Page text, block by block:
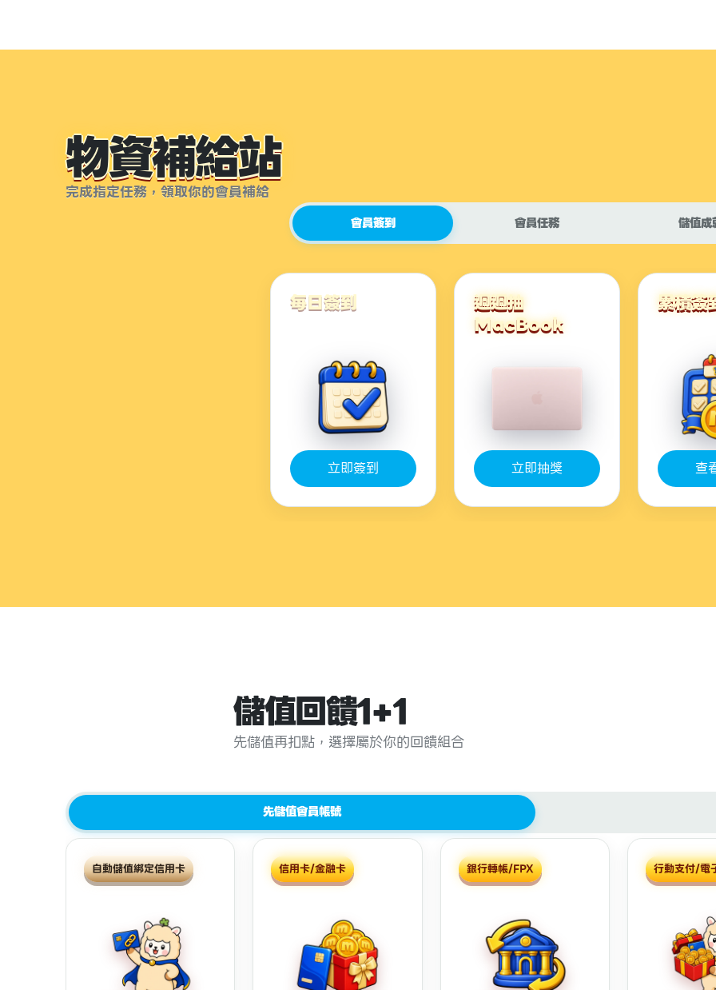
物資補給站
完成指定任務，領取你的會員補給
會員簽到 會員任務 儲值成
每日簽到
立即簽到
週週抽
MacBook
立即抽獎
累積簽
查
儲值回饋1+1
先儲值再扣點，選擇屬於你的回饋組合
先儲值會員帳號
自動儲值綁定信用卡 信用卡/金融卡 銀行轉帳/FPX 行動支付/電